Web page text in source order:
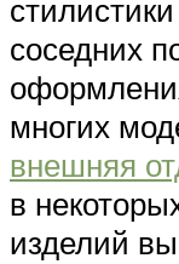
соседних
многих
внешняя
в
изделий